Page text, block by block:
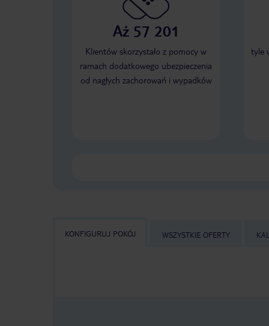
Aż 57 201
Klientów skorzystało z pomocy w
ramach dodatkowego ubezpieczenia
od nagłych zachorowań i wypadków
tyle
KONFIGURUJ POKÓJ WSZYSTKIE OFERTY